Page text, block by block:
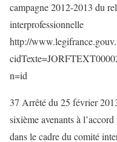
campagne 2012-2013 du
interprofessionnelle
http://
n=id
37 Arrêté du 25 février
sixième avenants à
dans le cadre du comité